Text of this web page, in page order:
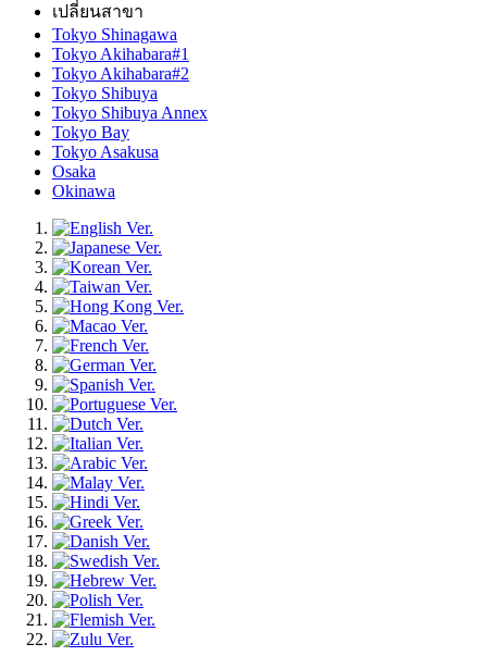
เปลี่ยนสาขา
Tokyo Shinagawa
Tokyo Akihabara#1
Tokyo Akihabara#2
Tokyo Shibuya
Tokyo Shibuya Annex
Tokyo Bay
Tokyo Asakusa
Osaka
Okinawa